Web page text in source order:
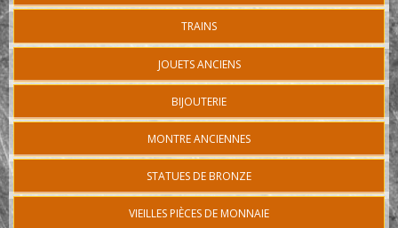
TRAINS
JOUETS ANCIENS
BIJOUTERIE
MONTRE ANCIENNES
STATUES DE BRONZE
VIEILLES PIÈCES DE MONNAIE